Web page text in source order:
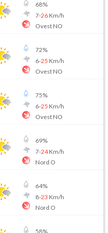
68%
7-26Km/h
Ovest NO
72%
6-25 Km/h
Ovest NO
75%
6-25 Km/h
Ovest NO
69%
7-24Km/h
Nord O
64%
8-23 Km/h
Nord O
58%